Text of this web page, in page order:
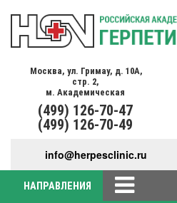
Москва, ул. Гримау, д. 10А,
стр. 2,
м. Академическая
(499) 126-70-47
(499) 126-70-49
info@herpesclinic.ru
НАПРАВЛЕНИЯ